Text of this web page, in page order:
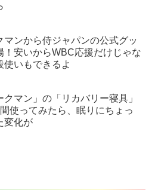
マンから侍ジャパンの公式グッ
！安いからWBC応援だけじゃな
使いもできるよ
クマン」の「リカバリー寝具」
使ってみたら、眠りにちょっ
変化が